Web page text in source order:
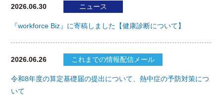
2026.06.30 ニュース
『workforce Biz』に寄稿しました【健康診断について】
2026.06.26 これまでの情報配信メール
令和8年度の算定基礎届の提出について、熱中症の予防対策につ
いて